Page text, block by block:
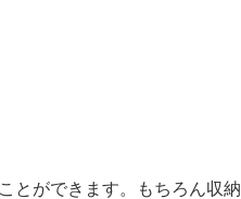
とができます。もちろん収納